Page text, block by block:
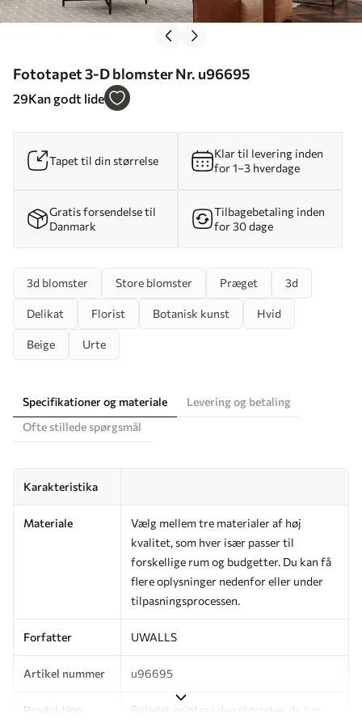
Fototapet 3-D blomster Nr. u96695
29Kan godt lide
Tapet til din størrelse
Klar til levering inden
for 1–3 hverdage
Gratis forsendelse til
Danmark
Tilbagebetaling inden
for 30 dage
3d blomster Store blomster Præget 3d
Delikat Florist Botanisk kunst Hvid
Beige Urte
Specifikationer og materiale
Levering og betaling
Ofte stillede spørgsmål
Karakteristika
Materiale
Vælg mellem tre materialer af høj
kvalitet, som hver især passer til
forskellige rum og budgetter. Du kan få
flere oplysninger nedenfor eller under
tilpasningsprocessen.
Forfatter UWALLS
Artikel nummer u96695
Produktion
Billedet printes i den størrelse, du har